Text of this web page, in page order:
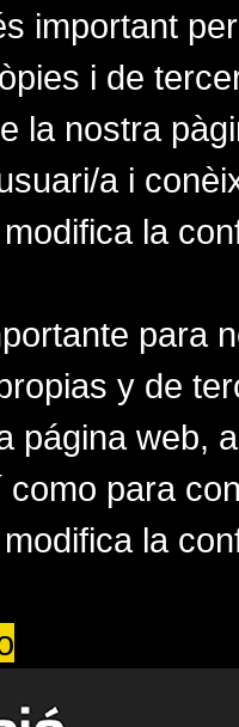
important
i de
la nostra
a i
la
para
y de
página web,
para
la